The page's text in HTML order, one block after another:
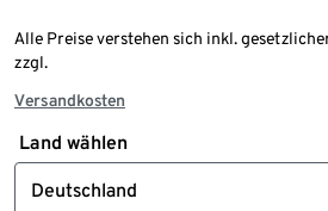
Alle Preise verstehen sich inkl.
zzgl.
Versandkosten
Land wählen
Deutschland